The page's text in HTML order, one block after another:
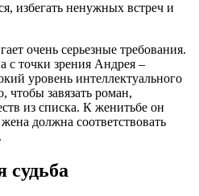
избегать ненужных встреч и
очень серьезные требования.
с точки зрения Андрея –
уровень интеллектуального
чтобы завязать роман,
из списка. К женитьбе он
должна соответствовать
судьба